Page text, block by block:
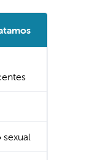
sexual